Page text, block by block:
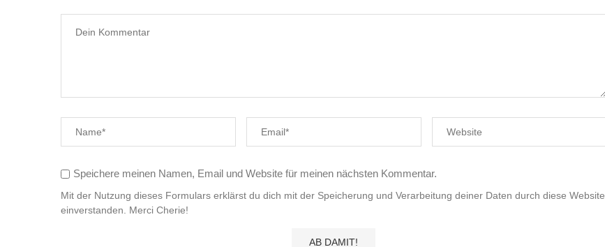
Speichere meinen Namen, Email und Website für meinen nächsten Kommentar.
Mit der Nutzung dieses Formulars erklärst du dich mit der Speicherung und Verarbeitung deiner Daten durch diese Website
einverstanden. Merci Cherie!